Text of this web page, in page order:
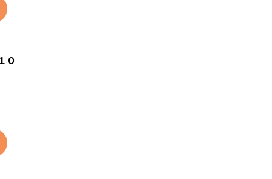
０